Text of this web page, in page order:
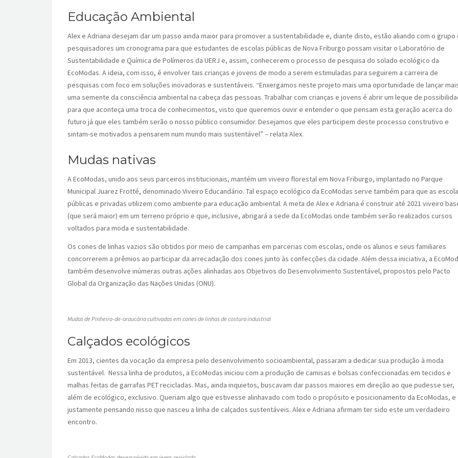
Educação Ambiental
Alex e Adriana desejam dar um passo ainda maior para promover a sustentabilidade e, diante disto, estão aliando com o grupo
pesquisadores um cronograma para que estudantes de escolas públicas de Nova Friburgo possam visitar o Laboratório de
Sustentabilidade e Química de Polímeros da UERJ e, assim, conhecerem o processo de pesquisa do solado ecológico da
EcoModas. A ideia, com isso, é envolver tais crianças e jovens de modo a serem estimuladas para seguirem a carreira de
pesquisas com foco em soluções inovadoras e sustentáveis. “Enxergamos neste projeto mais uma oportunidade de lançar
uma semente da consciência ambiental na cabeça das pessoas. Trabalhar com crianças e jovens é abrir um leque de
para que aconteça uma troca de conhecimentos, visto que queremos ouvir e entender o que pensam esta geração acerca do
futuro já que eles também serão o nosso público consumidor. Desejamos que eles participem deste processo construtivo e
sintam-se motivados a pensarem num mundo mais sustentável” – relata Alex.
Mudas nativas
A EcoModas, unido aos seus parceiros institucionais, mantém um viveiro florestal em Nova Friburgo, implantado no Parque
Municipal Juarez Frotté, denominado Viveiro Educandário. Tal espaço ecológico da EcoModas serve também para que as
públicas e privadas utilizem como ambiente para educação ambiental. A meta de Alex e Adriana é construir até 2021 viveiro
(que será maior) em um terreno próprio e que, inclusive, abrigará a sede da EcoModas onde também serão realizados cursos
voltados para moda e sustentabilidade.
Os cones de linhas vazios são obtidos por meio de campanhas em parcerias com escolas, onde os alunos e seus familiares
concorrerem a prêmios ao participar da arrecadação dos cones junto às confecções da cidade. Além dessa iniciativa, a
também desenvolve inúmeras outras ações alinhadas aos Objetivos do Desenvolvimento Sustentável, propostos pelo Pacto
Global da Organização das Nações Unidas (ONU).
Mudas de Pinheiro-de-araucária cultivadas em cones de linhas de costura industrial
Calçados ecológicos
Em 2013, cientes da vocação da empresa pelo desenvolvimento socioambiental, passaram a dedicar sua produção à moda
sustentável. Nessa linha de produtos, a EcoModas iniciou com a produção de camisas e bolsas confeccionadas em tecidos e
malhas feitas de garrafas PET recicladas. Mas, ainda inquietos, buscavam dar passos maiores em direção ao que pudesse ser,
além de ecológico, exclusivo. Queriam algo que estivesse alinhavado com todo o propósito e posicionamento da EcoModas, e
justamente pensando nisso que nasceu a linha de calçados sustentáveis. Alex e Adriana afirmam ter sido este um verdadeiro
encontro.